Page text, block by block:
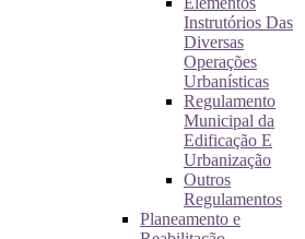
Instrutórios Das
Diversas
Operações
Urbanísticas
Regulamento
Municipal da
Edificação E
Urbanização
Outros
Regulamentos
Planeamento e